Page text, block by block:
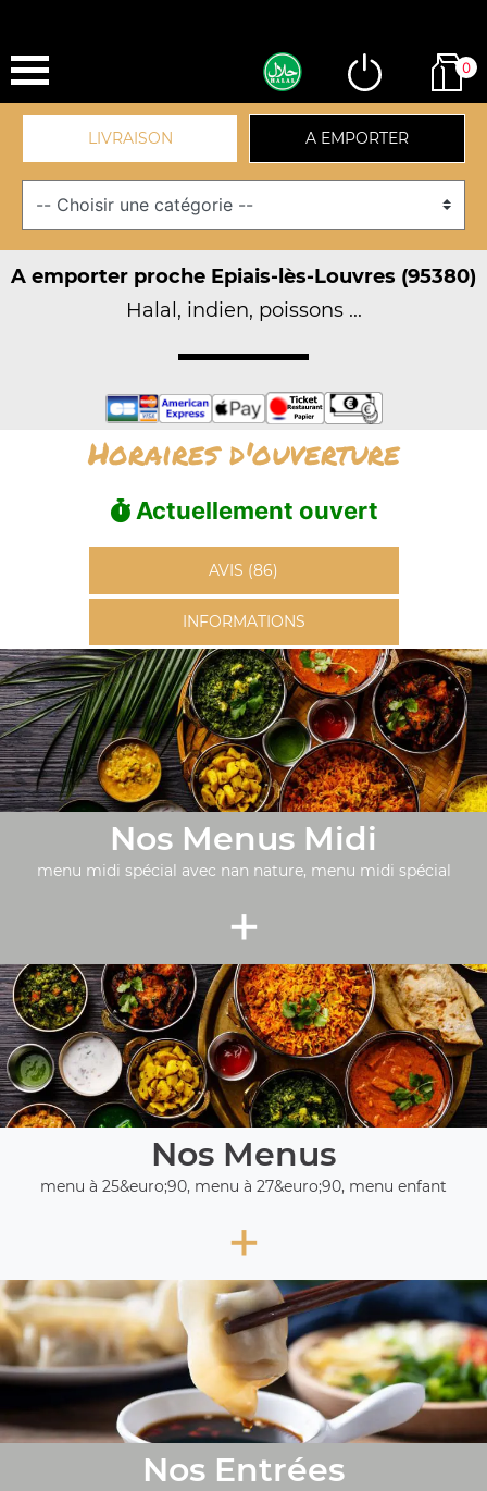
0
LIVRAISON A EMPORTER
A emporter proche Epiais-lès-Louvres (95380)
Halal, indien, poissons ...
Horaires d'ouverture
Actuellement ouvert
AVIS (86)
INFORMATIONS
Nos Menus Midi
menu midi spécial avec nan nature, menu midi spécial
+
Nos Menus
menu à 25&euro;90, menu à 27&euro;90, menu enfant
+
Nos Entrées